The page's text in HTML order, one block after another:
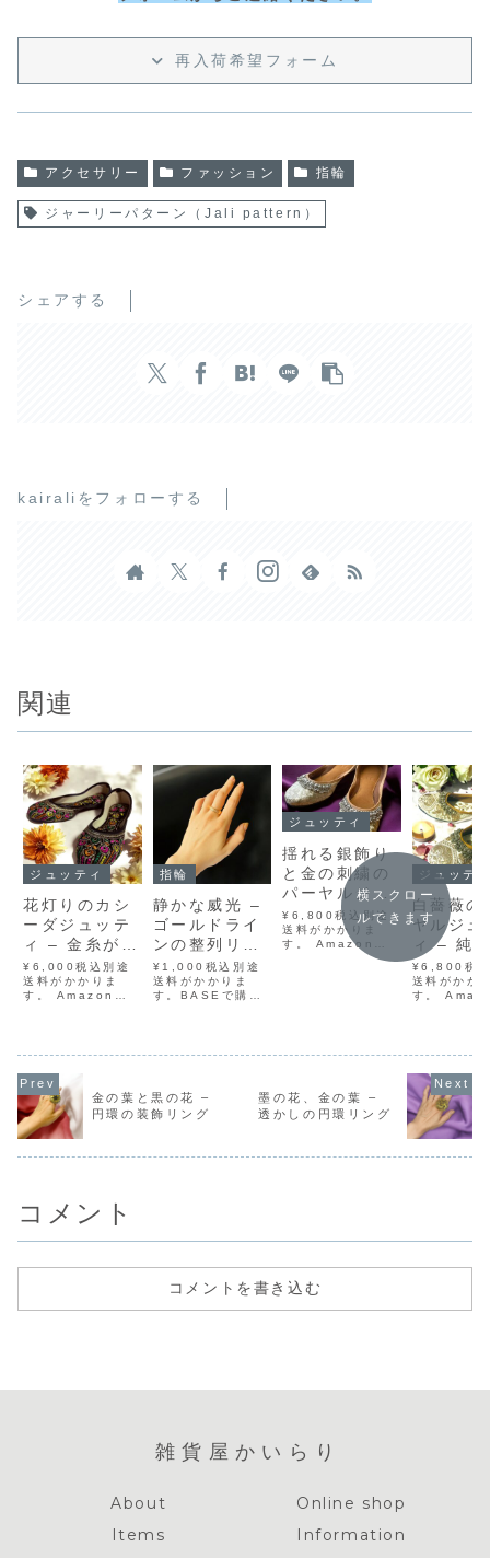
再入荷希望フォーム
アクセサリー ファッション 指輪
ジャーリーパターン（Jali pattern）
シェアする
kairaliをフォローする
関連
ジュッティ
花灯りのカシ
ーダジュッテ
ィ – 金糸が結
ぶ七色の庭
¥6,000税込別途
送料がかかりま
す。 Amazonで
バスに、金糸で縁
取られた色とりど
りの花々が咲き誇
る一足。鮮やかな
ピンク、オレン
指輪
静かな威光 –
ゴールドライ
ンの整列リン
グ
¥1,000税込別途
送料がかかりま
す。BASEで購入
小さなビジューた
ち。無駄を削ぎ落
とした直線的なデ
ジュッティ
揺れる銀飾り
と金の刺繍の
パーヤルジュ
ッティ – クリ
ーム色を彩る
金糸
¥6,800税込別途
送料がかかりま
す。 Amazonで
購入 BASEで購入
リーム色の布地
様。履き口には、
銀色...
ジュッテ
白薔薇の
ヤルジュ
ィ – 純
く金糸の
様
¥6,800税
送料がかか
す。
に、金糸で
描かれた花
刺繍。サイ
くのは、白
思わせる優
横スクロー
ルできます
金の葉と黒の花 –
円環の装飾リング
墨の花、金の葉 –
透かしの円環リング
コメント
コメントを書き込む
雑貨屋かいらり
About
Online shop
Items
Information